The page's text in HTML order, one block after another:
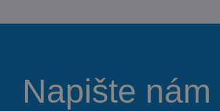
Napište nám